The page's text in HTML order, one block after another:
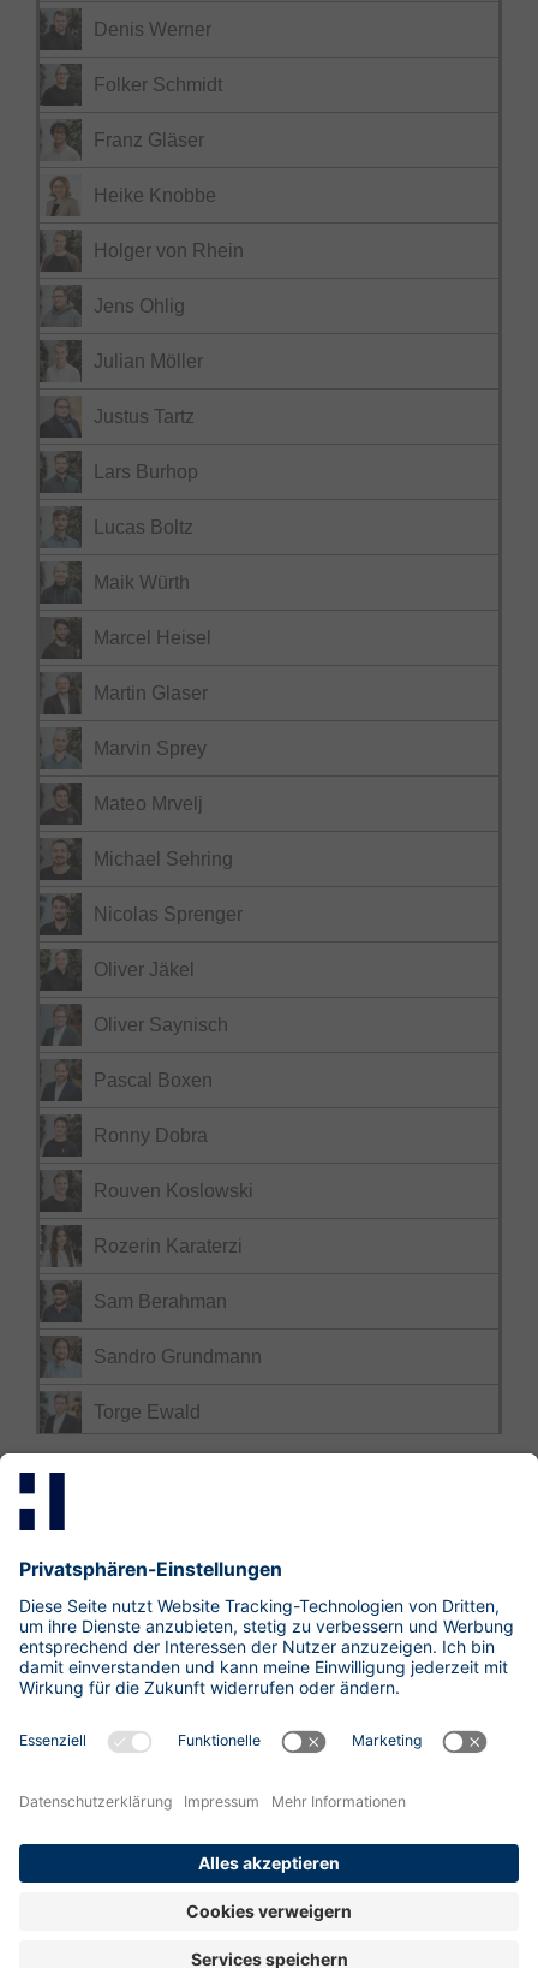
Denis Werner
Folker Schmidt
Franz Gläser
Heike Knobbe
Holger von Rhein
Jens Ohlig
Julian Möller
Justus Tartz
Lars Burhop
Lucas Boltz
Maik Würth
Marcel Heisel
Martin Glaser
Marvin Sprey
Mateo Mrvelj
Michael Sehring
Nicolas Sprenger
Oliver Jäkel
Oliver Saynisch
Pascal Boxen
Ronny Dobra
Rouven Koslowski
Rozerin Karaterzi
Sam Berahman
Sandro Grundmann
Torge Ewald
Mastodon
LinkedIn
Xing
Impressum
Datenschutzhinweise